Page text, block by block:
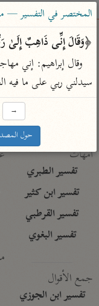
ساهم
بحث تفسير
for results.
Type 1 or more
for results.
أمّهات
تفسير الطبري
تفسير ابن كثير
تفسير القرطبي
تفسير البغوي
جمع الأقوال
تفسير ابن الجوزي
المختصر في التفسير —
﴿وَقَالَ إِنِّی ذَاهِبٌ
سيدلني ربي على ما فيه
→
حول